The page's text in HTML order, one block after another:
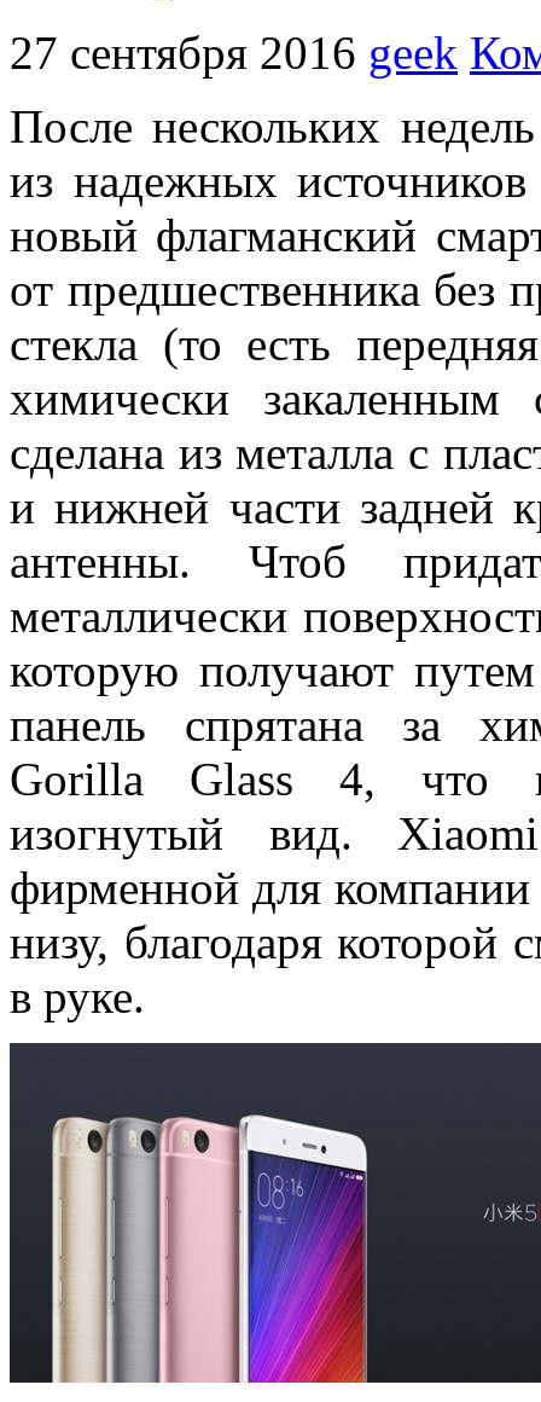
27 сентября 2016 geek
После нескольких
из надежных
новый флагманский
от предшественника без
стекла (то есть
химически закаленным
сделана из металла с
и нижней части задней
антенны. Чтоб
металлически
которую получают
панель спрятана за
Gorilla Glass 4, что
изогнутый вид.
фирменной для
низу, благодаря которой
в руке.